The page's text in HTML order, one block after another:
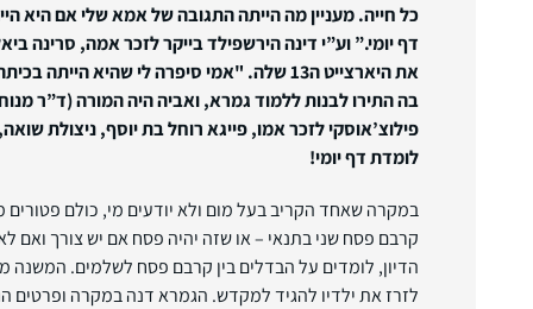
כל חייה. מעניין מה הייתה התגובה של אמא שלי אם היא
דף יומי.”וע”י דינה הירשפילד בייקר לזכר אמה, סרינה
את היארצייט ה13 שלה. "אמי סיפרה לי שהיא
בה התירו לבנות ללמוד גמרא, ואביה היה המורה (ד”ר
פילוצ’אוסקי לזכר אמו, פייגא רוחל בת יוסף, ניצולת
לומדת דף יומי!
במקרה שאחד הקריב בעל מום ולא יודעים מי, כולם
קרבם פסח שני בתנאי – או שזה יהיה פסח אם יש צורך ואם
הדיון, לומדים על הבדלים בין קרבם פסח לשלמים. המשנה
לזרז את ילדיו להגיד למקדש. הגמרא דנה במקרה ופרטים